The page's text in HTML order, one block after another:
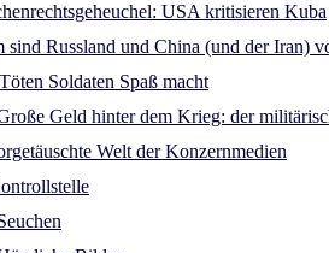
USA kritisieren Kuba
sind Russland und China (und der Iran)
Soldaten Spaß macht
Geld hinter dem Krieg: der
Welt der Konzernmedien